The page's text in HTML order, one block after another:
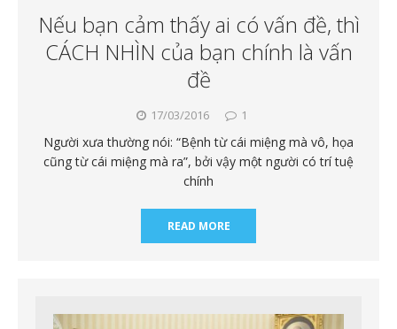
Nếu bạn cảm thấy ai có vấn đề, thì
CÁCH NHÌN của bạn chính là vấn
đề
17/03/2016 1
Người xưa thường nói: “Bệnh từ cái miệng mà vô, họa
cũng từ cái miệng mà ra”, bởi vậy một người có trí tuệ
chính
READ MORE